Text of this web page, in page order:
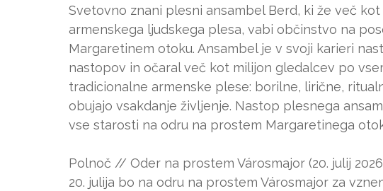
Svetovno znani plesni ansambel Berd, ki že več
armenskega ljudskega plesa, vabi občinstvo na
Margaretinem otoku. Ansambel je v svoji karieri
nastopov in očaral več kot milijon gledalcev po
tradicionalne armenske plese: borilne, lirične,
obujajo vsakdanje življenje. Nastop plesnega
vse starosti na odru na prostem Margaretinega
Polnoč // Oder na prostem Városmajor (20. julij
20. julija bo na odru na prostem Városmajor za